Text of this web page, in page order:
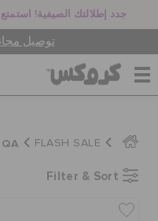
جدد إطلالتك الصيفية! استمتع بخصم 50% ثابت على
توصيل
للرجال
FLASH SALE
QA
Filter & Sort